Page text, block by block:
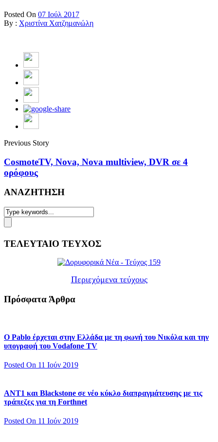
Posted On 07 Ιούλ 2017
By : Χριστίνα Χατζημανώλη
Previous Story
CosmoteTV, Nova, Nova multiview, DVR σε 4
ορόφους
ΑΝΑΖΗΤΗΣΗ
ΤΕΛΕΥΤΑΙΟ ΤΕΥΧΟΣ
Περιεχόμενα τεύχους
Πρόσφατα Άρθρα
Ο Pablo έρχεται στην Ελλάδα με τη φωνή του Νικόλα και την
υπογραφή του Vodafone TV
Posted On 11 Ιούν 2019
ΑΝΤ1 και Blackstone σε νέο κύκλο διαπραγμάτευσης με τις
τράπεζες για τη Forthnet
Posted On 11 Ιούν 2019